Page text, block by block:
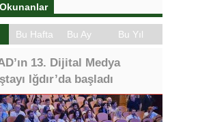
Bu Hafta Bu Ay Bu Yıl
13. Dijital Medya
Iğdır’da başladı